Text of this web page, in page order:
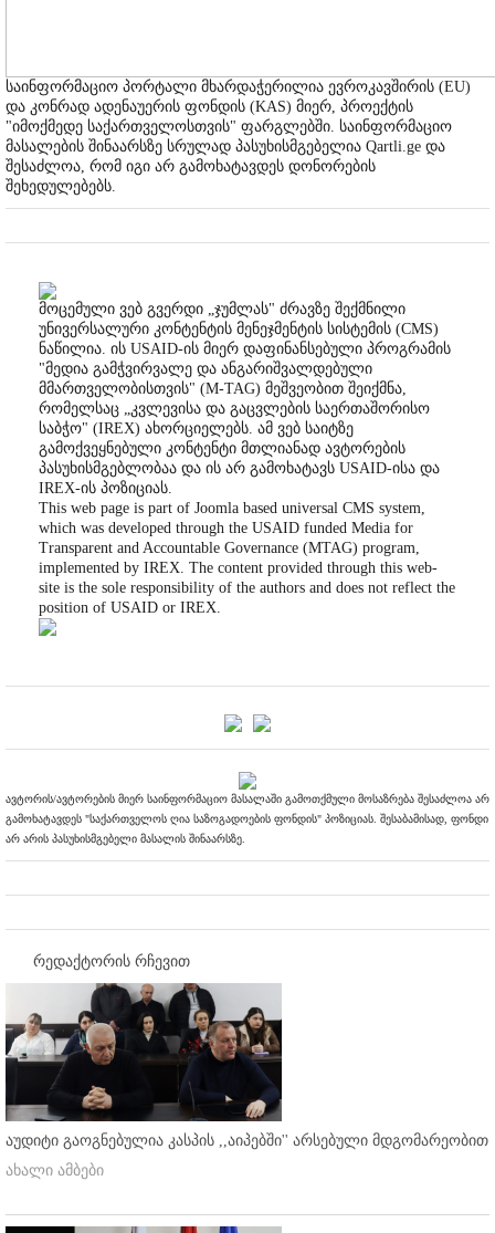
საინფორმაციო პორტალი მხარდაჭერილია ევროკავშირის (EU)
და კონრად ადენაუერის ფონდის (KAS) მიერ, პროექტის
"იმოქმედე საქართველოსთვის" ფარგლებში. საინფორმაციო
მასალების შინაარსზე სრულად პასუხისმგებელია Qartli.ge და
შესაძლოა, რომ იგი არ გამოხატავდეს დონორების
შეხედულებებს.
მოცემული ვებ გვერდი „ჯუმლას" ძრავზე შექმნილი
უნივერსალური კონტენტის მენეჯმენტის სისტემის (CMS)
ნაწილია. ის USAID-ის მიერ დაფინანსებული პროგრამის
"მედია გამჭვირვალე და ანგარიშვალდებული
მმართველობისთვის" (M-TAG) მეშვეობით შეიქმნა,
რომელსაც „კვლევისა და გაცვლების საერთაშორისო
საბჭო" (IREX) ახორციელებს. ამ ვებ საიტზე
გამოქვეყნებული კონტენტი მთლიანად ავტორების
პასუხისმგებლობაა და ის არ გამოხატავს USAID-ისა და
IREX-ის პოზიციას.
This web page is part of Joomla based universal CMS system,
which was developed through the USAID funded Media for
Transparent and Accountable Governance (MTAG) program,
implemented by IREX. The content provided through this web-
site is the sole responsibility of the authors and does not reflect the
position of USAID or IREX.
ავტორის/ავტორების მიერ საინფორმაციო მასალაში გამოთქმული მოსაზრება შესაძლოა არ
გამოხატავდეს "საქართველოს ღია საზოგადოების ფონდის" პოზიციას. შესაბამისად, ფონდი
არ არის პასუხისმგებელი მასალის შინაარსზე.
რედაქტორის რჩევით
აუდიტი გაოგნებულია კასპის ,,აიპებში'' არსებული მდგომარეობით
ახალი ამბები